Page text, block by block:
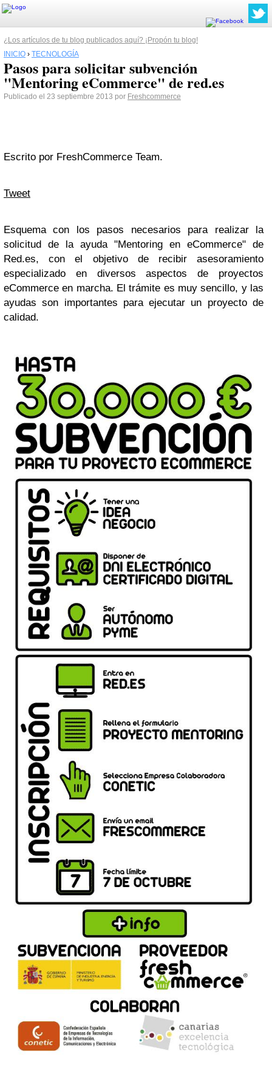
¿Los artículos de tu blog publicados aquí? ¡Propón tu blog!
INICIO › TECNOLOGÍA
Pasos para solicitar subvención
"Mentoring eCommerce" de red.es
Publicado el 23 septiembre 2013 por Freshcommerce
Escrito por FreshCommerce Team.
Tweet
Esquema con los pasos necesarios para realizar la
solicitud de la ayuda "Mentoring en eCommerce" de
Red.es, con el objetivo de recibir asesoramiento
especializado en diversos aspectos de proyectos
eCommerce en marcha. El trámite es muy sencillo, y las
ayudas son importantes para ejecutar un proyecto de
calidad.